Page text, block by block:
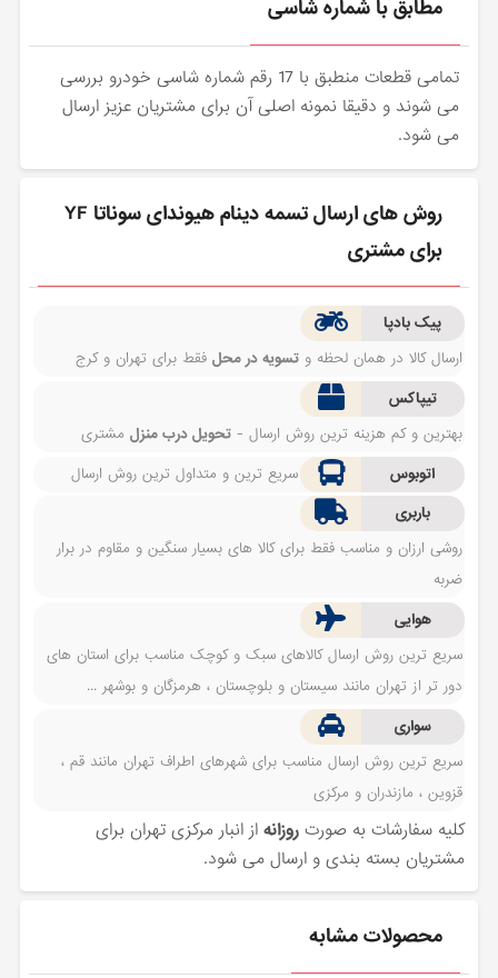
مطابق با شماره شاسی
تمامی قطعات منطبق با 17 رقم شماره شاسی خودرو بررسی
می شوند و دقیقا نمونه اصلی آن برای مشتریان عزیز ارسال
می شود.
روش های ارسال تسمه دینام هیوندای سوناتا YF
برای مشتری
پیک بادپا
ارسال کالا در همان لحظه وتسویه در محل فقط برای تهران و کرج
تیپاکس
بهترین و کم هزینه ترین روش ارسال -تحویل درب منزل مشتری
اتوبوس
سریع ترین و متداول ترین روش ارسال
باربری
روشی ارزان و مناسب فقط برای کالا های بسیار سنگین و مقاوم در برار
ضربه
هوایی
سریع ترین روش ارسال کالاهای سبک و کوچک مناسب برای استان های
دور تر از تهران مانند سیستان و بلوچستان ، هرمزگان و بوشهر ...
سواری
سریع ترین روش ارسال مناسب برای شهرهای اطراف تهران مانند قم ،
قزوین ، مازندران و مرکزی
کلیه سفارشات به صورتروزانه از انبار مرکزی تهران برای
مشتریان بسته بندی و ارسال می شود.
محصولات مشابه